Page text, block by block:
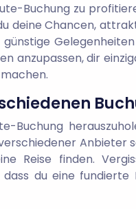
Buchung zu
deine Chancen,
anzupassen, dir
Buchung
Reise finden.
du eine